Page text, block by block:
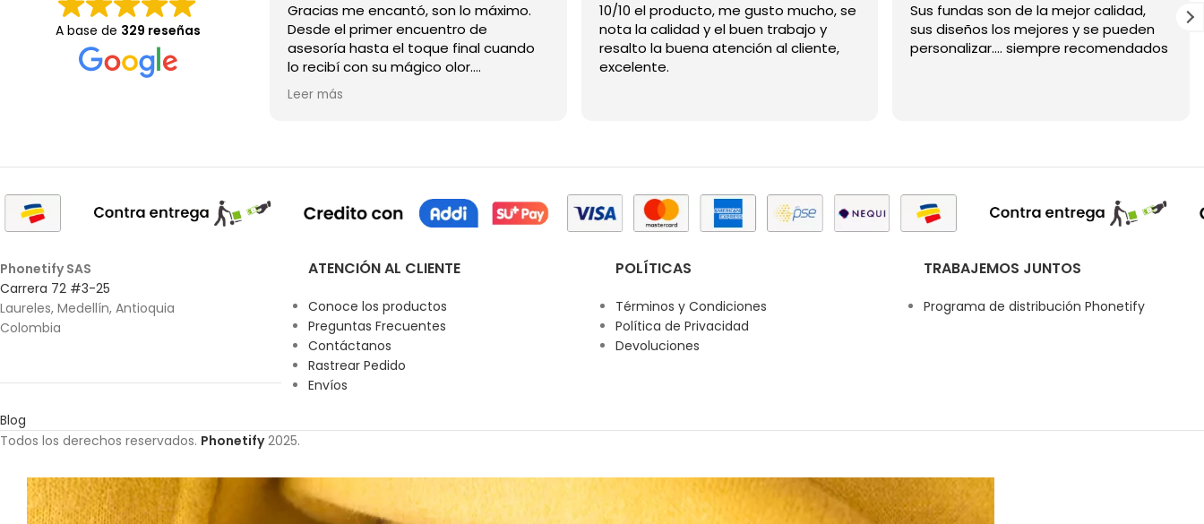
A base de 329 reseñas
Gracias me encantó, son lo máximo.
Desde el primer encuentro de
asesoría hasta el toque final cuando
lo recibí con su mágico olor.
Wow.💖
Leer más
10/10 el producto, me gusto mucho, se
nota la calidad y el buen trabajo y
resalto la buena atención al cliente,
excelente.
Sus fundas son de la mejor calidad,
sus diseños los mejores y se pueden
personalizar.... siempre recomendados
Phonetify SAS
Carrera 72 #3-25
Laureles, Medellín, Antioquia
Colombia
Blog
ATENCIÓN AL CLIENTE
Conoce los productos
Preguntas Frecuentes
Contáctanos
Rastrear Pedido
Envíos
POLÍTICAS
Términos y Condiciones
Política de Privacidad
Devoluciones
TRABAJEMOS JUNTOS
Programa de distribución Phonetify
Todos los derechos reservados. Phonetify2025.